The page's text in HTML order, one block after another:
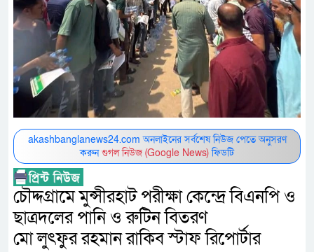
akashbanglanews24.com অনলাইনের সর্বশেষ নিউজ পেতে অনুসরণ
করুনগুগল নিউজ (Google News)ফিডটি
চৌদ্দগ্রামে মুন্সীরহাট পরীক্ষা কেন্দ্রে বিএনপি ও
ছাত্রদলের পানি ও রুটিন বিতরণ
মো লুৎফুর রহমান রাকিব স্টাফ রিপোর্টার